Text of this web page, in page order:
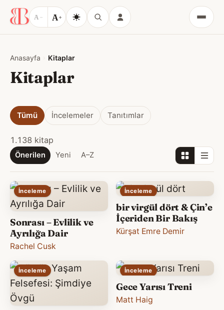
A − A+
Menü
Anasayfa Kitaplar
Kitaplar
Tümü İncelemeler Tanıtımlar
1.138 kitap
Önerilen Yeni A–Z
İnceleme
Sonrası – Evlilik ve
Ayrılığa Dair
Rachel Cusk
İnceleme
bir virgül dört & Çin’e
İçeriden Bir Bakış
Kürşat Emre Demir
İnceleme İnceleme
Gece Yarısı Treni
Matt Haig